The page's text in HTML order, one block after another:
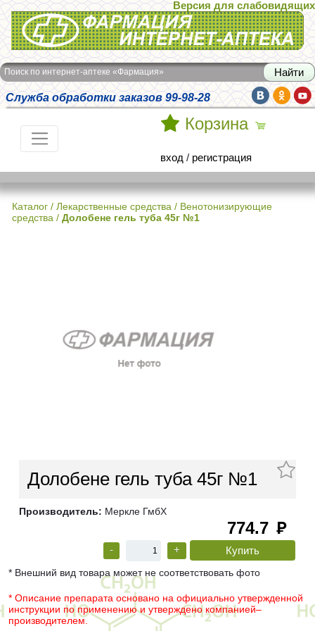
Интернет-аптека Фармация
Версия для слабовидящих
Поиск по интернет-аптеке «Фармация»
Служба обработки заказов 99-98-28
Корзина
вход / регистрация
Каталог / Лекарственные средства / Венотонизирующие
средства / Долобене гель туба 45г №1
Долобене гель туба 45г №1
Производитель: Меркле ГмбХ
774.7 руб
- +
* Внешний вид товара может не соответствовать фото
* Описание препарата основано на официально утвержденной
инструкции по применению и утверждено компанией–
производителем.